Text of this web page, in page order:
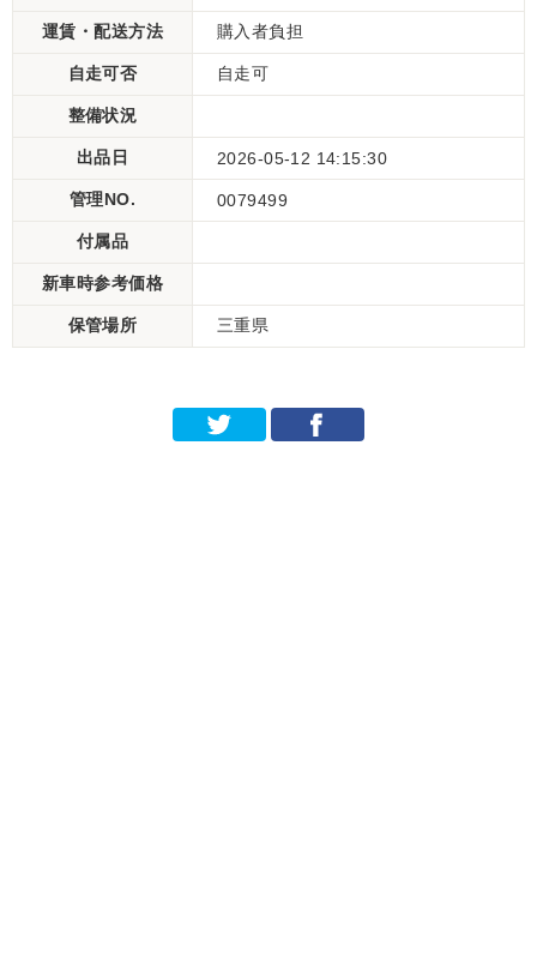
運賃・配送方法 購入者負担
自走可否 自走可
整備状況
出品日 2026-05-12 14:15:30
管理NO. 0079499
付属品
新車時参考価格
保管場所 三重県